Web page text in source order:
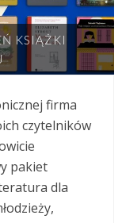
KSIĄŻKI
firma
czytelników
pakiet
dla